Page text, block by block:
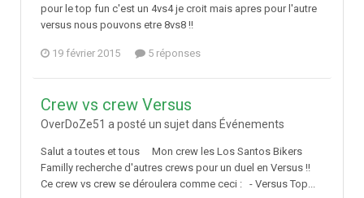
pour le top fun c'est un 4vs4 je croit mais apres pour l'autre
versus nous pouvons etre 8vs8 !!
19 février 2015 5 réponses
Crew vs crew Versus
OverDoZe51 a posté un sujet dans Événements
Salut a toutes et tous Mon crew les Los Santos Bikers
Familly recherche d'autres crews pour un duel en Versus !!
Ce crew vs crew se déroulera comme ceci : - Versus Top...